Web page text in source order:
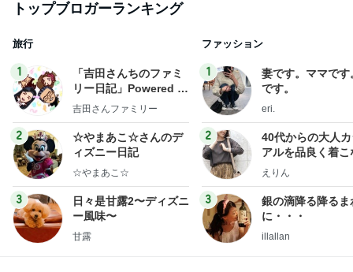
トップブロガーランキング
旅行
1
「吉田さんちのファミ
リー日記」Powered b
y Ameba 吉田さんファ
ログ
吉田さんファミリー
2
☆やまあこ☆さんのデ
ィズニー日記
☆やまあこ☆
3
日々是甘露2〜ディズニ
ー風味〜
甘露
ファッション
1
妻です。ママです
です。
eri.
2
40代からの大人
アルを品良く着こ
ファッションブロ
えりん
3
銀の滴降る降るま
に・・・
illallan